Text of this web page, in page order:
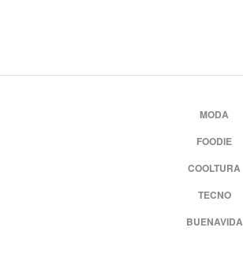
MODA
FOODIE
COOLTURA
TECNO
BUENAVIDA